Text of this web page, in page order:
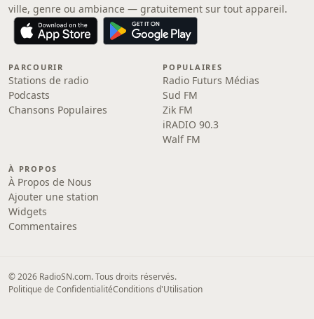
ville, genre ou ambiance — gratuitement sur tout appareil.
PARCOURIR
Stations de radio
Podcasts
Chansons Populaires
POPULAIRES
Radio Futurs Médias
Sud FM
Zik FM
iRADIO 90.3
Walf FM
À PROPOS
À Propos de Nous
Ajouter une station
Widgets
Commentaires
© 2026 RadioSN.com. Tous droits réservés.
Politique de ConfidentialitéConditions d'Utilisation